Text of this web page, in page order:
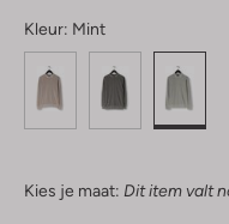
Kleur: Mint
Kies je maat: Dit item valt